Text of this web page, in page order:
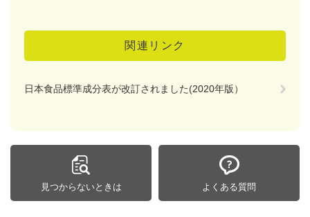
関連リンク
日本食品標準成分表が改訂されました(2020年版）
見つからないときは よくある質問